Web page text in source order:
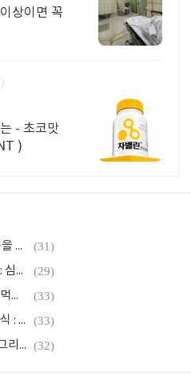
상이면 꼭
- 초코맛
)
관상동맥질환이 있는 경우, 운동을 해도 괜찮을까? (31)
관상동맥질환 예방에 좋은 음식 : 심혈관 건강을 지키는 식단 (29)
여성 호르몬에 예민한 사람증이 먹으면 좋은 음식 : 균형 잡힌 건강 식단 (33)
당뇨병 환자들이 먹으면 좋은 음식 : 혈당 관리에 도움되는 건강 식단 (33)
당뇨병 : 원인, 증상, 예방 방법, 그리고 관리 방법 (32)